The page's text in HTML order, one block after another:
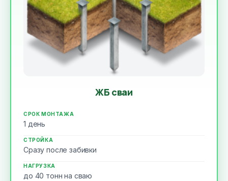
ЖБ сваи
СРОК МОНТАЖА
1 день
СТРОЙКА
Сразу после забивки
НАГРУЗКА
до 40 тонн на сваю